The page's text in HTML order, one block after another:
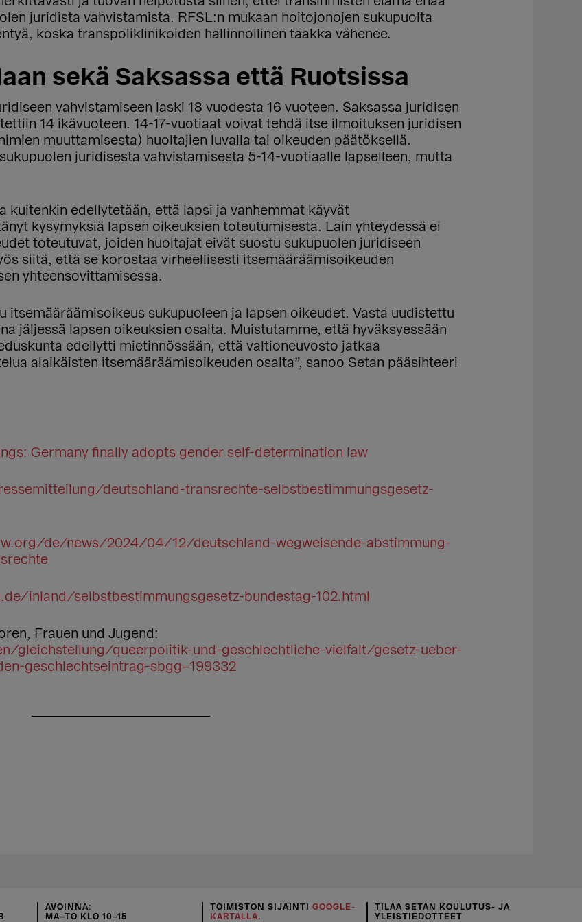
juridista vahvistamista. RFSL:n mukaan hoitojonojen sukupuolta
koska transpoliklinikoiden hallinnollinen taakka vähenee.
sekä Saksassa että Ruotsissa
vahvistamiseen laski 18 vuodesta 16 vuoteen. Saksassa juridisen
14 ikävuoteen. 14-17-vuotiaat voivat tehdä itse ilmoituksen juridisen
muuttamisesta) huoltajien luvalla tai oikeuden päätöksellä.
juridisesta vahvistamisesta 5-14-vuotiaalle lapselleen, mutta
kuitenkin edellytetään, että lapsi ja vanhemmat käyvät
kysymyksiä lapsen oikeuksien toteutumisesta. Lain yhteydessä ei
toteutuvat, joiden huoltajat eivät suostu sukupuolen juridiseen
siitä, että se korostaa virheellisesti itsemääräämisoikeuden
yhteensovittamisessa.
itsemääräämisoikeus sukupuoleen ja lapsen oikeudet. Vasta uudistettu
jäljessä lapsen oikeuksien osalta. Muistutamme, että hyväksyessään
edellytti mietinnössään, että valtioneuvosto jatkaa
alaikäisten itsemääräämisoikeuden osalta”, sanoo Setan pääsihteeri
Germany finally adopts gender self-determination law
deutschland-transrechte-selbstbestimmungsgesetz-
de/news/2024/04/12/deutschland-wegweisende-abstimmung-
inland/selbstbestimmungsgesetz-bundestag-102.html
Frauen und Jugend:
gleichstellung/queerpolitik-und-geschlechtliche-vielfalt/gesetz-ueber-
geschlechtseintrag-sbgg–199332
AVOINNA:
MA–TO KLO 10–15
TOIMISTON SIJAINTI GOOGLE-
KARTALLA.
TILAA SETAN KOULUTUS- JA
YLEISTIEDOTTEET